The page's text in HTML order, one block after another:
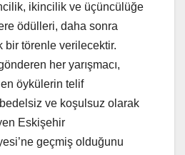
ikincilik ve üçüncülüğe
ödülleri, daha sonra
bir törenle verilecektir.
her yarışmacı,
öykülerin telif
bedelsiz ve koşulsuz olarak
Eskişehir
geçmiş olduğunu